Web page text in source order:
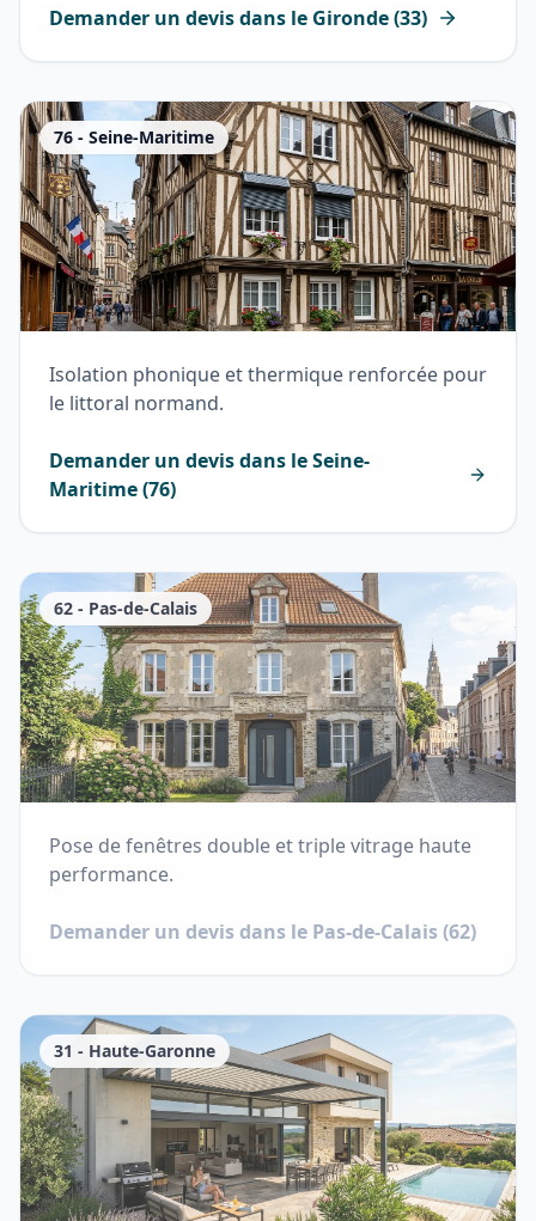
Demander un devis dans le Gironde(33)
76 - Seine-Maritime
Isolation phonique et thermique renforcée pour
le littoral normand.
Demander un devis dans leSeine-
Maritime(76)
62 - Pas-de-Calais
Pose de fenêtres double et triple vitrage haute
performance.
Demander un devis dans le Pas-de-Calais(62)
31 - Haute-Garonne